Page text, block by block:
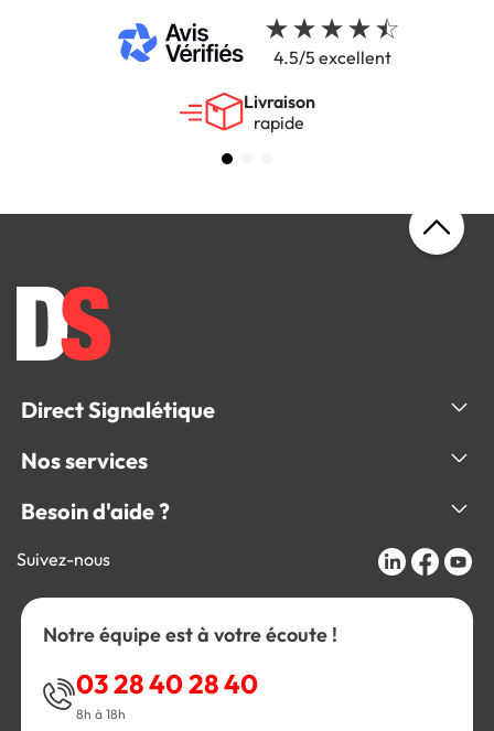
4.5/5 excellent
Livraison
rapide
Direct Signalétique
Nos services
Besoin d'aide ?
Suivez-nous
Notre équipe est à votre écoute !
03 28 40 28 40
8h à 18h